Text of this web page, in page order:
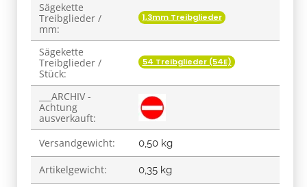
Sägekette
Treibglieder /
mm:
1,3mm Treibglieder
Sägekette
Treibglieder /
Stück:
54 Treibglieder (54E)
___ARCHIV -
Achtung
ausverkauft:
Versandgewicht:
0,50 kg
Artikelgewicht: 0,35 kg